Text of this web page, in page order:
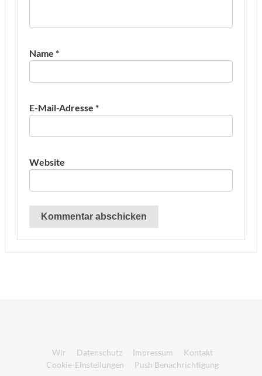
Name *
E-Mail-Adresse *
Website
Wir Datenschutz Impressum
Kontakt
Cookie-Einstellungen
Push Benachrichtigung